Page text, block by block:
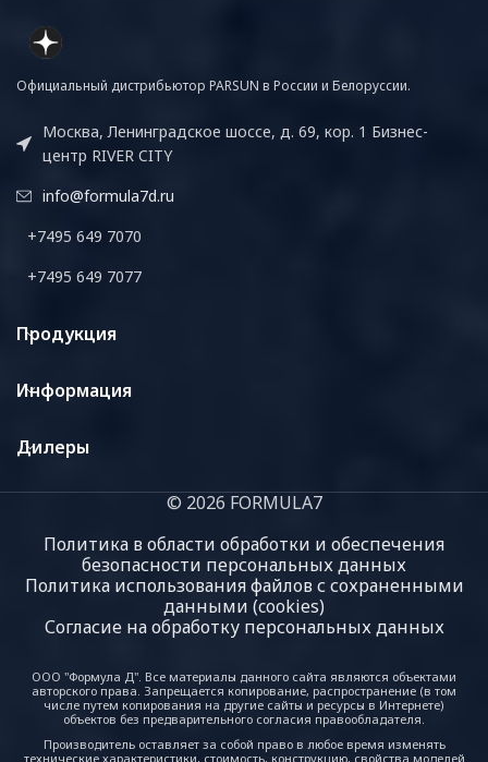
Официальный дистрибьютор PARSUN в России и Белоруссии.
Москва, Ленинградское шоссе, д. 69, кор. 1 Бизнес-
центр RIVER CITY
info@formula7d.ru
+7495 649 7070
+7495 649 7077
Продукция
Информация
Дилеры
© 2026 FORMULA7
Политика в области обработки и обеспечения
безопасности персональных данных
Политика использования файлов с сохраненными
данными (cookies)
Согласие на обработку персональных данных
ООО "Формула Д". Все материалы данного сайта являются объектами
авторского права. Запрещается копирование, распространение (в том
числе путем копирования на другие сайты и ресурсы в Интернете)
объектов без предварительного согласия правообладателя.
Производитель оставляет за собой право в любое время изменять
технические характеристики, стоимость, конструкцию, свойства моделей